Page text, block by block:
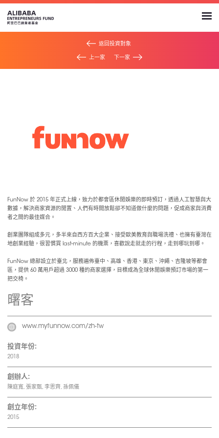
返回投資對象
上一家
下一家
FunNow 於 2015 年正式上線，致力於都會區休閒娛樂的即時預訂，透過人工智慧與大
數據，解決商家資源的閒置、人們有時間放鬆卻不知道做什麼的問題，促成商家與消費
者之間的最佳媒合。
創業團隊組成多元，多半來自西方百大企業、接受歐美教育與職場洗禮、也擁有臺灣在
地創業經驗，很習慣買 last-minute 的機票，喜歡說走就走的行程，走到哪玩到哪。
FunNow 總部設立於臺北，服務遍佈臺中、高雄、香港、東京、沖繩、吉隆坡等都會
區，提供 60 萬用戶超過 3000 種的商家選擇，目標成為全球休閒娛樂預訂市場的第一
把交椅。
曙客
www.myfunnow.com/zh-tw
投資年份:
2018
創辦人:
陳庭寬, 張家甄, 李思齊, 孫佩儀
創立年份:
2015